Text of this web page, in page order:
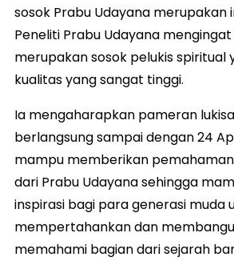
sosok Prabu Udayana merupakan
Peneliti Prabu Udayana
merupakan sosok pelukis spiritual
kualitas yang sangat tinggi.
Ia mengaharapkan pameran
berlangsung sampai dengan 24
mampu memberikan
dari Prabu Udayana sehingga
inspirasi bagi para generasi muda
mempertahankan dan
memahami bagian dari sejarah